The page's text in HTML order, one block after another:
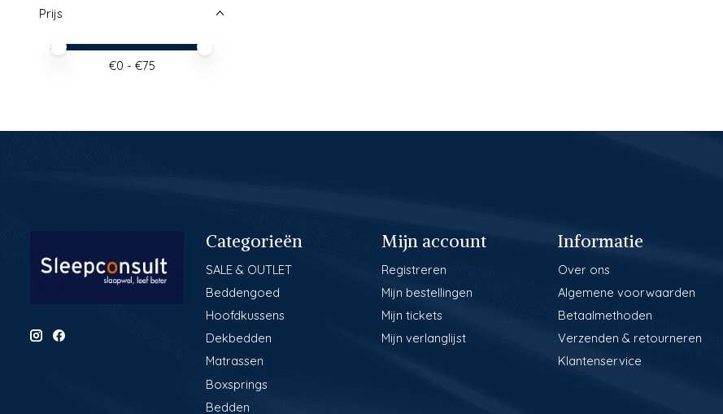
Prijs
Minimale prijswaarde
Price maximum value
€0 - €75
Categorieën
SALE & OUTLET
Beddengoed
Hoofdkussens
Dekbedden
Matrassen
Boxsprings
Bedden
Mijn account
Registreren
Mijn bestellingen
Mijn tickets
Mijn verlanglijst
Informatie
Over ons
Algemene voorwaarden
Betaalmethoden
Verzenden & retourneren
Klantenservice